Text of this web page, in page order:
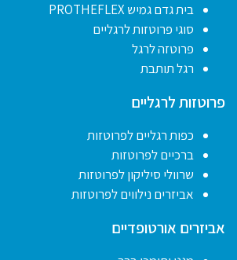
בית גדם גמיש PROTHEFLEX
סוגי פרוטזות לרגליים
פרוטזה לרגל
רגל תותבת
פרוטזות לרגליים
כפות רגליים לפרוטזות
ברכיים לפרוטזות
שרוולי סיליקון לפרוטזות
אביזרים נילווים לפרוטזות
אביזרים אורטופדיים